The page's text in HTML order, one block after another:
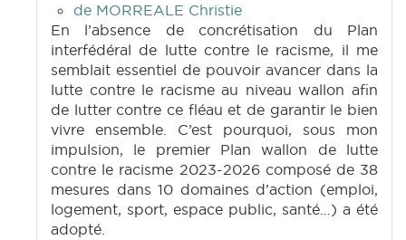
de MORREALE Christie
En l’absence de concrétisation du Plan
interfédéral de lutte contre le racisme, il me
semblait essentiel de pouvoir avancer dans la
lutte contre le racisme au niveau wallon afin
de lutter contre ce fléau et de garantir le bien
vivre ensemble. C’est pourquoi, sous mon
impulsion, le premier Plan wallon de lutte
contre le racisme 2023-2026 composé de 38
mesures dans 10 domaines d’action (emploi,
logement, sport, espace public, santé…) a été
adopté.